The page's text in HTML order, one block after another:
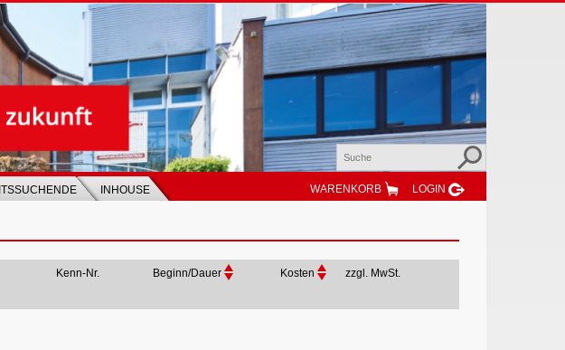
INHOUSE WARENKORB LOGIN
Kenn-Nr. Beginn/Dauer Kosten zzgl. MwSt.